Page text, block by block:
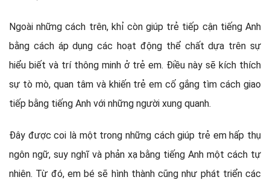
Ngoài những cách trên, khỉ còn giúp trẻ tiếp cận tiếng Anh
bằng cách áp dụng các hoạt động thể chất dựa trên sự
hiểu biết và trí thông minh ở trẻ em. Điều này sẽ kích thích
sự tò mò, quan tâm và khiến trẻ em cố gắng tìm cách giao
tiếp bằng tiếng Anh với những người xung quanh.
Đây được coi là một trong những cách giúp trẻ em hấp thụ
ngôn ngữ, suy nghĩ và phản xạ bằng tiếng Anh một cách tự
nhiên. Từ đó, em bé sẽ hình thành cũng như phát triển các